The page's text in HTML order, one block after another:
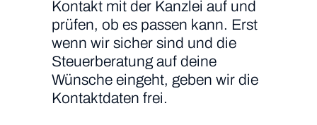
Kontakt mit der Kanzlei auf und
prüfen, ob es passen kann. Erst
wenn wir sicher sind und die
Steuerberatung auf deine
Wünsche eingeht, geben wir die
Kontaktdaten frei.